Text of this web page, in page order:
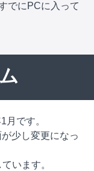
にPCに入って
月です。
少し変更になっ
います。